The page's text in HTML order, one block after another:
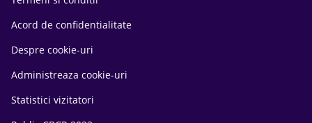
Acord de confidentialitate
Despre cookie-uri
Administreaza cookie-uri
Statistici vizitatori